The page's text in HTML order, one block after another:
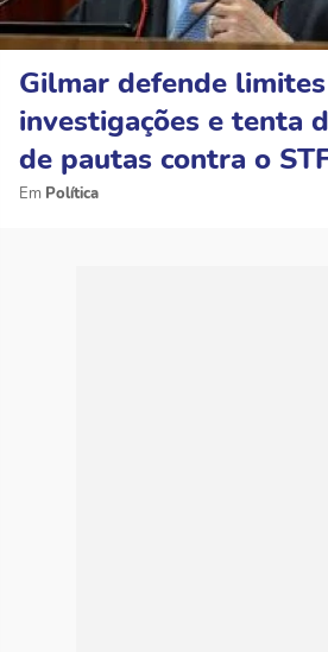
Gilmar defende
investigações e tenta
de pautas contra o
Política